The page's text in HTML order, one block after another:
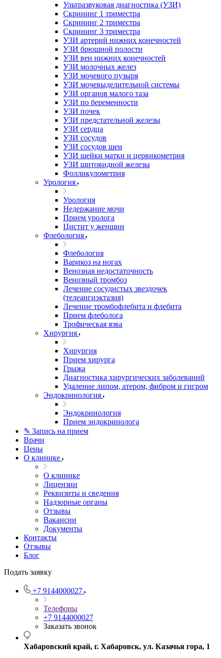
Ультразвуковая диагностика (УЗИ)
Скрининг 1 триместра
Скрининг 2 триместра
Скрининг 3 триместра
УЗИ артерий нижних конечностей
УЗИ брюшной полости
УЗИ вен нижних конечностей
УЗИ молочных желез
УЗИ мочевого пузыря
УЗИ мочевыделительной системы
УЗИ органов малого таза
УЗИ по беременности
УЗИ почек
УЗИ предстательной железы
УЗИ сердца
УЗИ сосудов
УЗИ сосудов шеи
УЗИ шейки матки и цервикометрия
УЗИ щитовидной железы
Фолликулометрия
Урология
Урология
Недержание мочи
Прием уролога
Цистит у женщин
Флебология
Флебология
Варикоз на ногах
Венозная недостаточность
Венозный тромбоз
Лечение сосудистых звездочек
(телеангиэктазия)
Лечение тромбофлебита и флебита
Прием флеболога
Трофическая язва
Хирургия
Хирургия
Прием хирурга
Грыжа
Диагностика хирургических заболеваний
Удаление липом, атером, фибром и гигром
Эндокринология
Эндокринология
Прием эндокринолога
✎ Запись на прием
Врачи
Цены
О клинике
О клинике
Лицензии
Реквизиты и сведения
Надзорные органы
Отзывы
Вакансии
Документы
Контакты
Отзывы
Блог
Подать заявку
+7 9144000027
Телефоны
+7 9144000027
Заказать звонок
Хабаровский край, г. Хабаровск, ул. Казачья гора, 1